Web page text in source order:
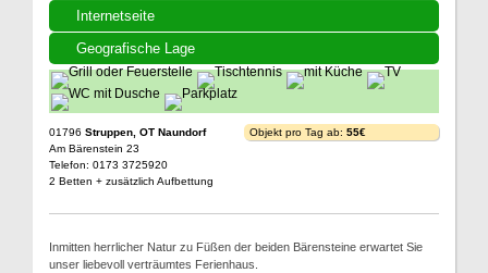
Internetseite
Geografische Lage
01796 Struppen, OT Naundorf
Am Bärenstein 23
Telefon: 0173 3725920
2 Betten + zusätzlich Aufbettung
Objekt pro Tag ab: 55€
Inmitten herrlicher Natur zu Füßen der beiden Bärensteine erwartet Sie
unser liebevoll verträumtes Ferienhaus.